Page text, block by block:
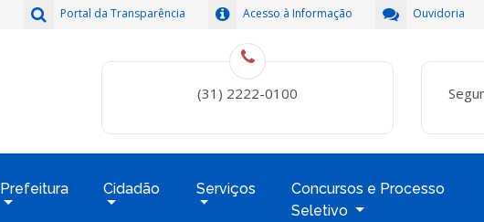
Ouvidoria
Acesso à Informação
Portal da Transparência
(31) 2222-0100
Prefeitura Cidadão Serviços
Concursos e Processo
Seletivo